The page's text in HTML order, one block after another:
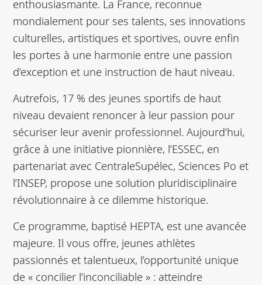
enthousiasmante. La France, reconnue
mondialement pour ses talents, ses innovations
culturelles, artistiques et sportives, ouvre enfin
les portes à une harmonie entre une passion
d’exception et une instruction de haut niveau.
Autrefois, 17 % des jeunes sportifs de haut
niveau devaient renoncer à leur passion pour
sécuriser leur avenir professionnel. Aujourd’hui,
grâce à une initiative pionnière, l’ESSEC, en
partenariat avec CentraleSupélec, Sciences Po et
l’INSEP, propose une solution pluridisciplinaire
révolutionnaire à ce dilemme historique.
Ce programme, baptisé HEPTA, est une avancée
majeure. Il vous offre, jeunes athlètes
passionnés et talentueux, l’opportunité unique
de « concilier l’inconciliable » : atteindre